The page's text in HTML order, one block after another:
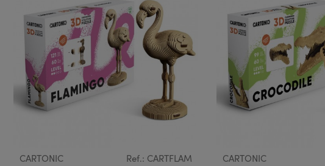
CARTONIC Ref.: CARTFLAM CARTONIC